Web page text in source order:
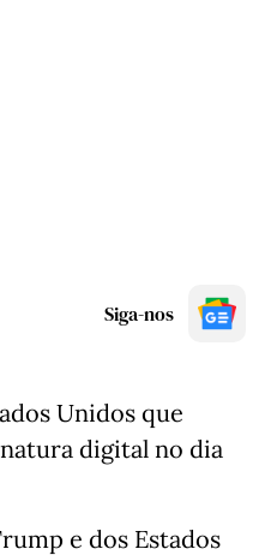
Siga-nos
Unidos que
digital no dia
e dos Estados